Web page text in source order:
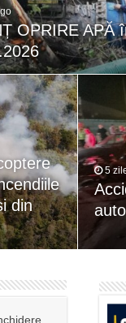
OPRIRE APĂ
din
5